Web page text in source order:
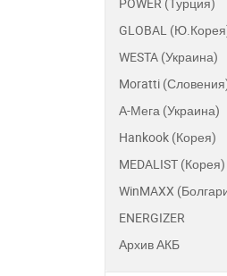
GLOBAL
WESTA (Украина)
Moratti
А-Мега (Украина)
Hankook (Корея)
MEDALIST (Корея)
WinMAXX
ENERGIZER
Архив АКБ